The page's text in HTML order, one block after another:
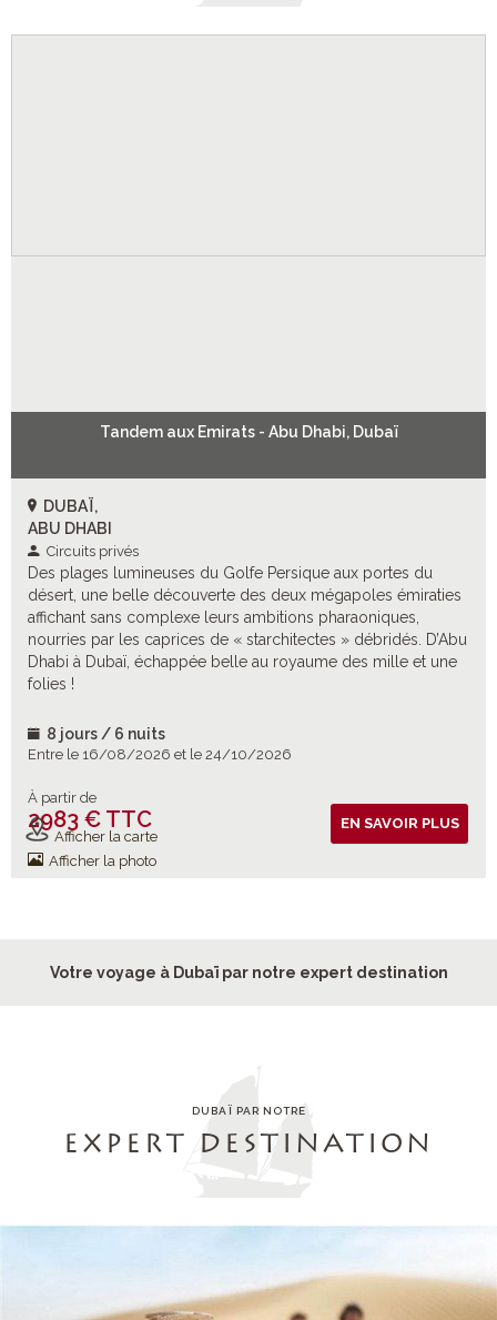
Tandem aux Emirats - Abu Dhabi, Dubaï
DUBAÏ,
ABU DHABI
Circuits privés
Des plages lumineuses du Golfe Persique aux portes du
désert, une belle découverte des deux mégapoles émiraties
affichant sans complexe leurs ambitions pharaoniques,
nourries par les caprices de « starchitectes » débridés. D’Abu
Dhabi à Dubaï, échappée belle au royaume des mille et une
folies !
8 jours / 6 nuits
Entre le 16/08/2026 et le 24/10/2026
À partir de
2983 € TTC
Vols inclus
Afficher la carte
Afficher la photo
EN SAVOIR PLUS
Votre voyage à Dubaï par notre expert destination
DUBAÏ PAR NOTRE
EXPERT DESTINATION